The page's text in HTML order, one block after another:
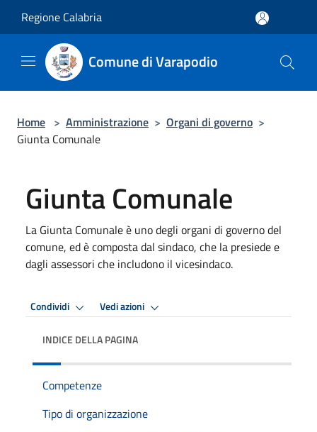
Regione Calabria
Comune di Varapodio
Home > Amministrazione > Organi di governo >
Giunta Comunale
Giunta Comunale
La Giunta Comunale è uno degli organi di governo del
comune, ed è composta dal sindaco, che la presiede e
dagli assessori che includono il vicesindaco.
Condividi Vedi azioni
INDICE DELLA PAGINA
Competenze
Tipo di organizzazione